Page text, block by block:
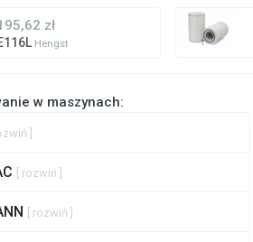
zł
Hengst
w maszynach:
]
[ rozwiń ]
[ rozwiń ]